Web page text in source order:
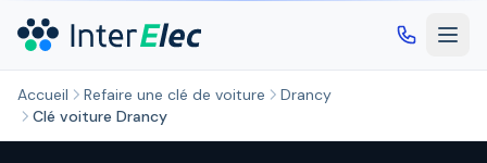
Accueil Refaire une clé de voiture
Drancy
Clé voiture Drancy